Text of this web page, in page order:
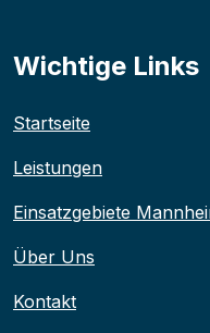
Wichtige Links
Startseite
Leistungen
Einsatzgebiete
Über Uns
Kontakt